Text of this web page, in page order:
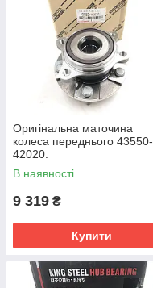
Оригінальна маточина
колеса переднього 43550-
42020.
В наявності
9 319 ₴
Купити